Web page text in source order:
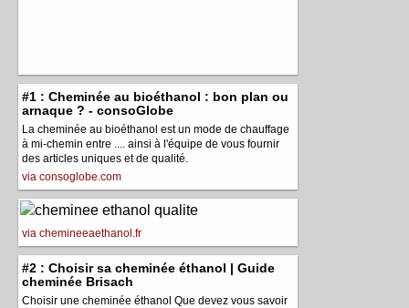
#1 : Cheminée au bioéthanol : bon plan ou
arnaque ? - consoGlobe
La cheminée au bioéthanol est un mode de chauffage
à mi-chemin entre .... ainsi à l'équipe de vous fournir
des articles uniques et de qualité.
via consoglobe.com
via chemineeaethanol.fr
#2 : Choisir sa cheminée éthanol | Guide
cheminée Brisach
Choisir une cheminée éthanol Que devez vous savoir